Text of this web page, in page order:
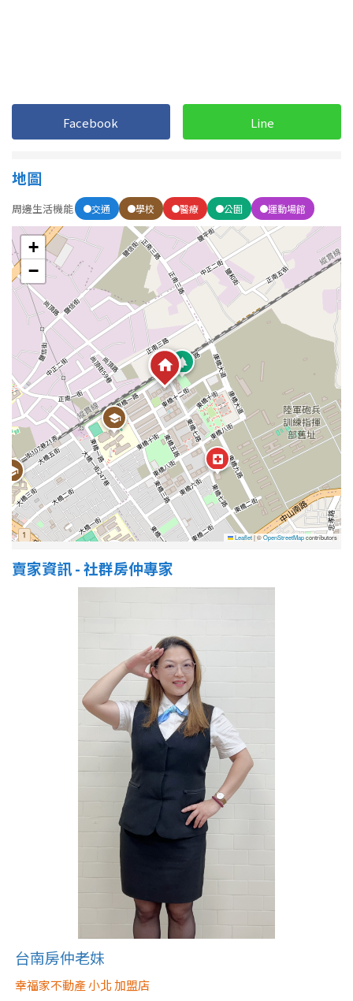
Facebook Line
地圖
周邊生活機能 交通 學校 醫療 公園 運動場館
+
−
Leaflet|©OpenStreetMapcontributors
賣家資訊 - 社群房仲專家
台南房仲老妹
幸福家不動產 小北 加盟店